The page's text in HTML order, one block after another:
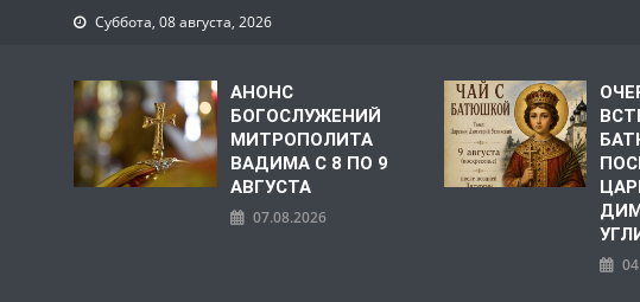
Суббота, 08 августа, 2026
АНОНС
БОГОСЛУЖЕНИЙ
МИТРОПОЛИТА
ВАДИМА С 8 ПО 9
АВГУСТА
07.08.2026